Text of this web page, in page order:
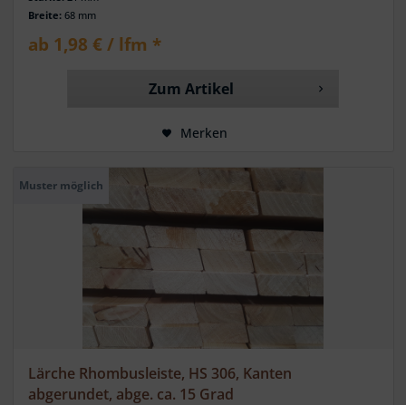
Breite: 68 mm
ab 1,98 € / lfm *
Zum Artikel
Merken
Muster möglich
Lärche Rhombusleiste, HS 306, Kanten
abgerundet, abge. ca. 15 Grad